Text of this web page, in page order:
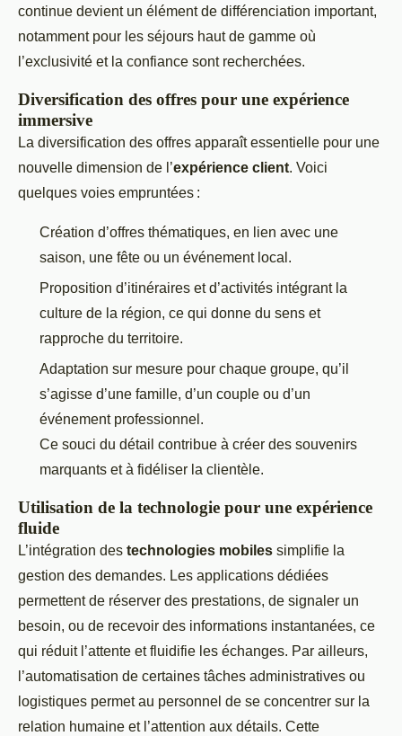
continue devient un élément de différenciation important,
notamment pour les séjours haut de gamme où
l’exclusivité et la confiance sont recherchées.
Diversification des offres pour une expérience
immersive
La diversification des offres apparaît essentielle pour une
nouvelle dimension de l’expérience client. Voici
quelques voies empruntées :
Création d’offres thématiques, en lien avec une
saison, une fête ou un événement local.
Proposition d’itinéraires et d’activités intégrant la
culture de la région, ce qui donne du sens et
rapproche du territoire.
Adaptation sur mesure pour chaque groupe, qu’il
s’agisse d’une famille, d’un couple ou d’un
événement professionnel.
Ce souci du détail contribue à créer des souvenirs
marquants et à fidéliser la clientèle.
Utilisation de la technologie pour une expérience
fluide
L’intégration des technologies mobiles simplifie la
gestion des demandes. Les applications dédiées
permettent de réserver des prestations, de signaler un
besoin, ou de recevoir des informations instantanées, ce
qui réduit l’attente et fluidifie les échanges. Par ailleurs,
l’automatisation de certaines tâches administratives ou
logistiques permet au personnel de se concentrer sur la
relation humaine et l’attention aux détails. Cette